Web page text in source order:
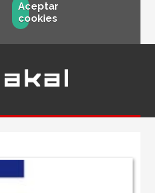
Aceptar
cookies